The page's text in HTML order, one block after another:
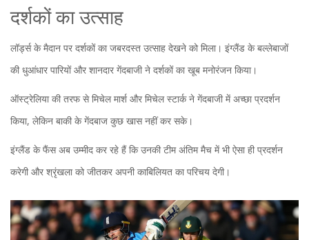
दर्शकों का उत्साह
लॉर्ड्स के मैदान पर दर्शकों का जबरदस्त उत्साह देखने को मिला। इंग्लैंड के बल्लेबाजों
की धुआंधार पारियों और शानदार गेंदबाजी ने दर्शकों का खूब मनोरंजन किया।
ऑस्ट्रेलिया की तरफ से मिचेल मार्श और मिचेल स्टार्क ने गेंदबाजी में अच्छा प्रदर्शन
किया, लेकिन बाकी के गेंदबाज कुछ खास नहीं कर सके।
इंग्लैंड के फैंस अब उम्मीद कर रहे हैं कि उनकी टीम अंतिम मैच में भी ऐसा ही प्रदर्शन
करेगी और श्रृंखला को जीतकर अपनी काबिलियत का परिचय देगी।